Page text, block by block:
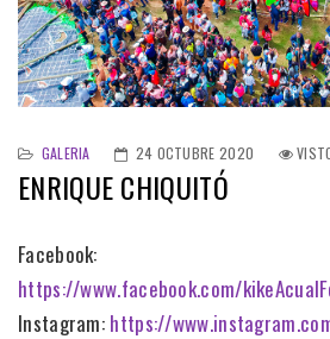
GALERIA 24 OCTUBRE 2020
ENRIQUE CHIQUITÓ
Facebook:
https://www.facebook.com/
Instagram: https://